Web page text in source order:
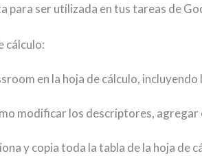
para ser utilizada en tus tareas de
cálculo:
en la hoja de cálculo,
modificar los descriptores,
y copia toda la tabla de la hoja de